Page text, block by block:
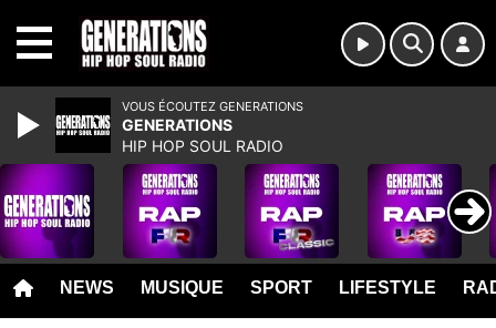
NEWS MUSIQUE SPORT LIFESTYLE
VOUS ÉCOUTEZ GENERATIONS
GENERATIONS
HIP HOP SOUL RADIO